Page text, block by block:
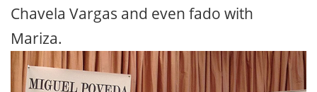
Chavela Vargas and even fado with
Mariza.